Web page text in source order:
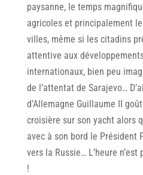
paysanne, le temps
agricoles et principalement
villes, même si les citadins
attentive aux
internationaux, bien peu
de l’attentat de Sarajevo…
d’Allemagne Guillaume II
croisière sur son yacht alors
avec à son bord le Président
vers la Russie… L’heure
!